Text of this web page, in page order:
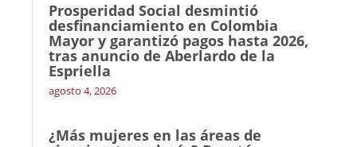
Prosperidad Social desmintió
desfinanciamiento en Colombia
Mayor y garantizó pagos hasta 2026,
tras anuncio de Aberlardo de la
Espriella
agosto 4, 2026
¿Más mujeres en las áreas de